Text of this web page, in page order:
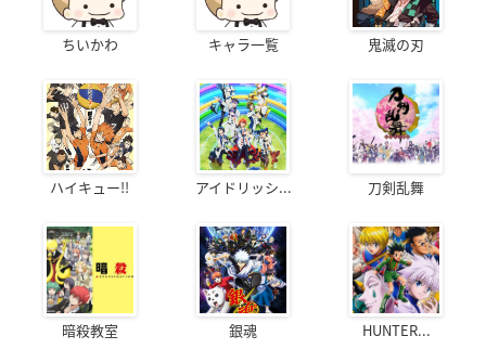
ちいかわ キャラ一覧 鬼滅の刃
ハイキュー!! アイドリッシ... 刀剣乱舞
暗殺教室 銀魂 HUNTER...